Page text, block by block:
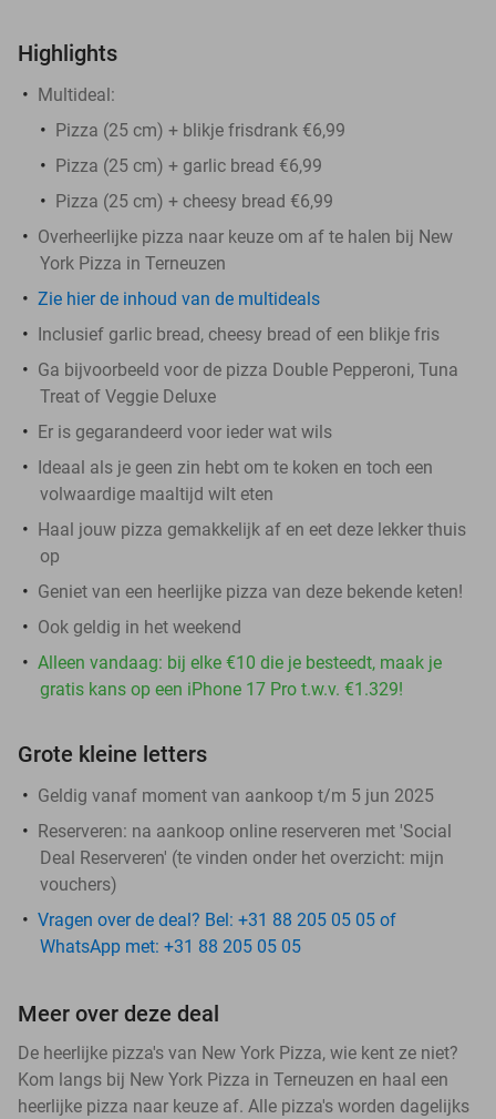
Highlights
Multideal:
Pizza (25 cm) + blikje frisdrank €6,99
Pizza (25 cm) + garlic bread €6,99
Pizza (25 cm) + cheesy bread €6,99
Overheerlijke pizza naar keuze om af te halen bij New
York Pizza in Terneuzen
Zie hier de inhoud van de multideals
Inclusief garlic bread, cheesy bread of een blikje fris
Ga bijvoorbeeld voor de pizza Double Pepperoni, Tuna
Treat of Veggie Deluxe
Er is gegarandeerd voor ieder wat wils
Ideaal als je geen zin hebt om te koken en toch een
volwaardige maaltijd wilt eten
Haal jouw pizza gemakkelijk af en eet deze lekker thuis
op
Geniet van een heerlijke pizza van deze bekende keten!
Ook geldig in het weekend
Alleen vandaag: bij elke €10 die je besteedt, maak je
gratis kans op een iPhone 17 Pro t.w.v. €1.329!
Grote kleine letters
Geldig vanaf moment van aankoop t/m 5 jun 2025
Reserveren: na aankoop online reserveren met 'Social
Deal Reserveren' (te vinden onder het overzicht: mijn
vouchers)
Vragen over de deal? Bel: +31 88 205 05 05 of
WhatsApp met: +31 88 205 05 05
Meer over deze deal
De heerlijke pizza's van New York Pizza, wie kent ze niet?
Kom langs bij New York Pizza in Terneuzen en haal een
heerlijke pizza naar keuze af. Alle pizza's worden dagelijks